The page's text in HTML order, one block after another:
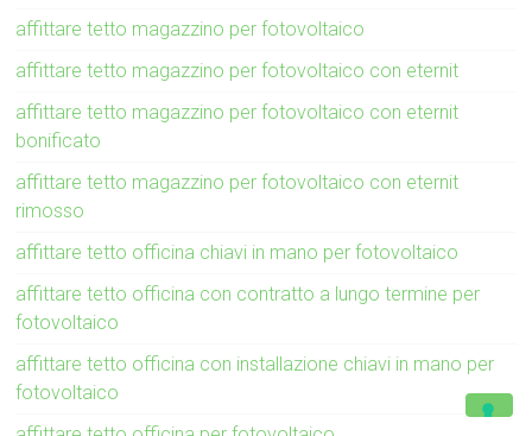
affittare tetto magazzino per fotovoltaico
affittare tetto magazzino per fotovoltaico con eternit
affittare tetto magazzino per fotovoltaico con eternit
bonificato
affittare tetto magazzino per fotovoltaico con eternit
rimosso
affittare tetto officina chiavi in mano per fotovoltaico
affittare tetto officina con contratto a lungo termine per
fotovoltaico
affittare tetto officina con installazione chiavi in mano per
fotovoltaico